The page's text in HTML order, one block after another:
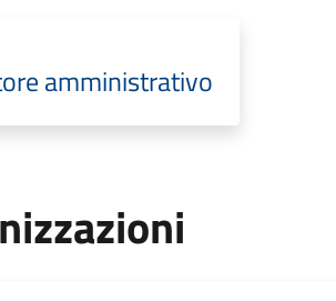
amministrativo